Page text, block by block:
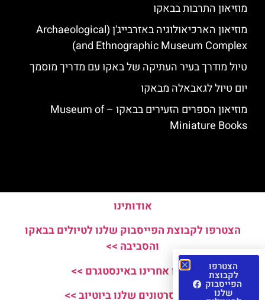
מוזיאון התרבות בבאקו
מוזיאון הארכיאולוגיה באזרבייג'ן (Archaeological
and Ethnographic Museum Complex)
טיול מודרך בעיר העתיקה של באקו עם מדריך מוסמך
יום טיול לגאבאלה מבאקו
מוזיאון הספרים הזעירים בבאקו – Museum of
Miniature Books
אודותינו
הצטרפו לקבוצת הפייסבוק שלנו לטיולים בבאקו
והסביבה >>
עקבו אחרינו באינסטגרם >>
צפו בסרטונים שלנו ביוטיוב >>
הצטרפו
לקבוצת
הפייסבוק
שלנו